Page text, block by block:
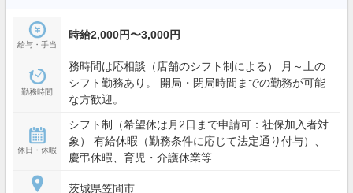
給与・手当
時給2,000円〜3,000円
勤務時間
務時間は応相談（店舗のシフト制による） 月～土の
シフト勤務あり。 開局・閉局時間までの勤務が可能
な方歓迎。
休日・休暇
シフト制（希望休は月2日まで申請可：社保加入者対
象） 有給休暇（勤務条件に応じて法定通り付与）、
慶弔休暇、育児・介護休業等
茨城県笠間市